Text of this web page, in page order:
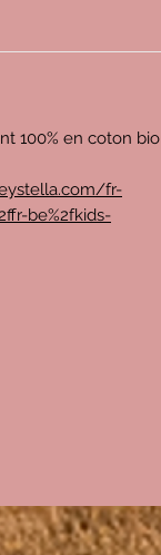
100% en coton bio
fr-
be%2fkids-